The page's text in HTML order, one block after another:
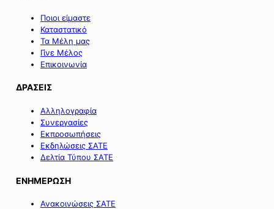
Ποιοι είμαστε
Καταστατικό
Τα Μέλη μας
Γίνε Μέλος
Επικοινωνία
ΔΡΑΣΕΙΣ
Αλληλογραφία
Συνεργασίες
Εκπροσωπήσεις
Εκδηλώσεις ΣΑΤΕ
Δελτία Τύπου ΣΑΤΕ
ΕΝΗΜΕΡΩΣΗ
Ανακοινώσεις ΣΑΤΕ